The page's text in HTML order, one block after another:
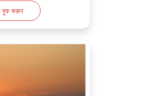
বুক করুন